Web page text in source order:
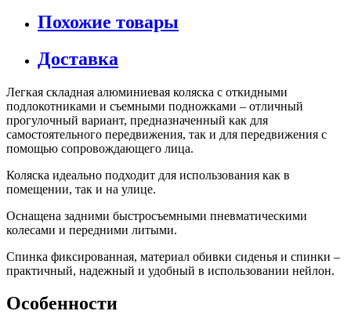
Похожие товары
Доставка
Легкая складная алюминиевая коляска с откидными
подлокотниками и съемными подножками – отличный
прогулочный вариант, предназначенный как для
самостоятельного передвижения, так и для передвижения с
помощью сопровождающего лица.
Коляска идеально подходит для использования как в
помещении, так и на улице.
Оснащена задними быстросъемными пневматическими
колесами и передними литыми.
Спинка фиксированная, материал обивки сиденья и спинки –
практичный, надежный и удобный в использовании нейлон.
Особенности